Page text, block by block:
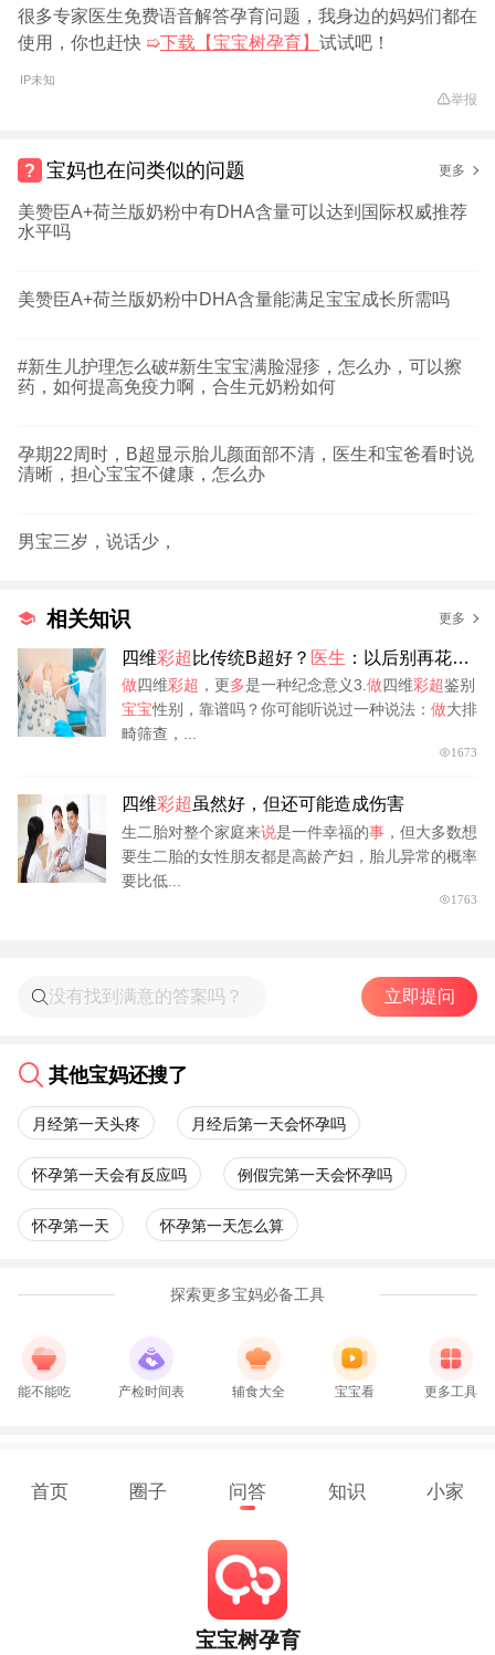
很多专家医生免费语音解答孕育问题，我身边的妈妈们都在
使用，你也赶快 ➯下载【宝宝树孕育】 试试吧！
IP未知
举报
宝妈也在问类似的问题 更多
美赞臣A+荷兰版奶粉中有DHA含量可以达到国际权威推荐
水平吗
美赞臣A+荷兰版奶粉中DHA含量能满足宝宝成长所需吗
#新生儿护理怎么破#新生宝宝满脸湿疹，怎么办，可以擦
药，如何提高免疫力啊，合生元奶粉如何
孕期22周时，B超显示胎儿颜面部不清，医生和宝爸看时说
清晰，担心宝宝不健康，怎么办
男宝三岁，说话少，
相关知识 更多
四维彩超 比传统B超好？ 医生 ：以后别再花冤
枉钱了！
做四维彩超 ，更多是一种纪念意义3.做四维彩超鉴别
宝宝性别，靠谱吗？你可能听说过一种说法： 做大排
畸筛查，...
1673
四维彩超虽然好，但还可能造成伤害
生二胎对整个家庭来说是一件幸福的事 ，但大多数想
要生二胎的女性朋友都是高龄产妇，胎儿异常的概率
要比低...
1763
立即提问
其他宝妈还搜了
月经第一天头疼 月经后第一天会怀孕吗
怀孕第一天会有反应吗 例假完第一天会怀孕吗
怀孕第一天 怀孕第一天怎么算
探索更多宝妈必备工具
能不能吃 产检时间表 辅食大全 宝宝看 更多工具
首页 圈子 问答 知识 小家
宝宝树孕育